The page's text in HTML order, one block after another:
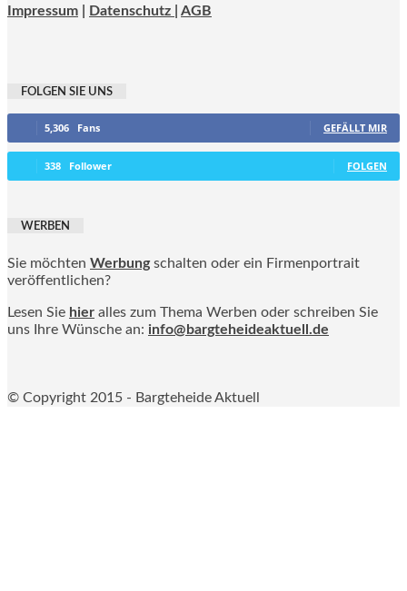
Impressum Datenschutz | AGB
FOLGEN SIE UNS
5,306 Fans GEFÄLLT MIR
338 Follower FOLGEN
WERBEN
Sie möchten Werbung schalten oder ein Firmenportrait
veröffentlichen?
Lesen Sie hier alles zum Thema Werben oder schreiben Sie
uns Ihre Wünsche an: info@bargteheideaktuell.de
© Copyright 2015 - Bargteheide Aktuell